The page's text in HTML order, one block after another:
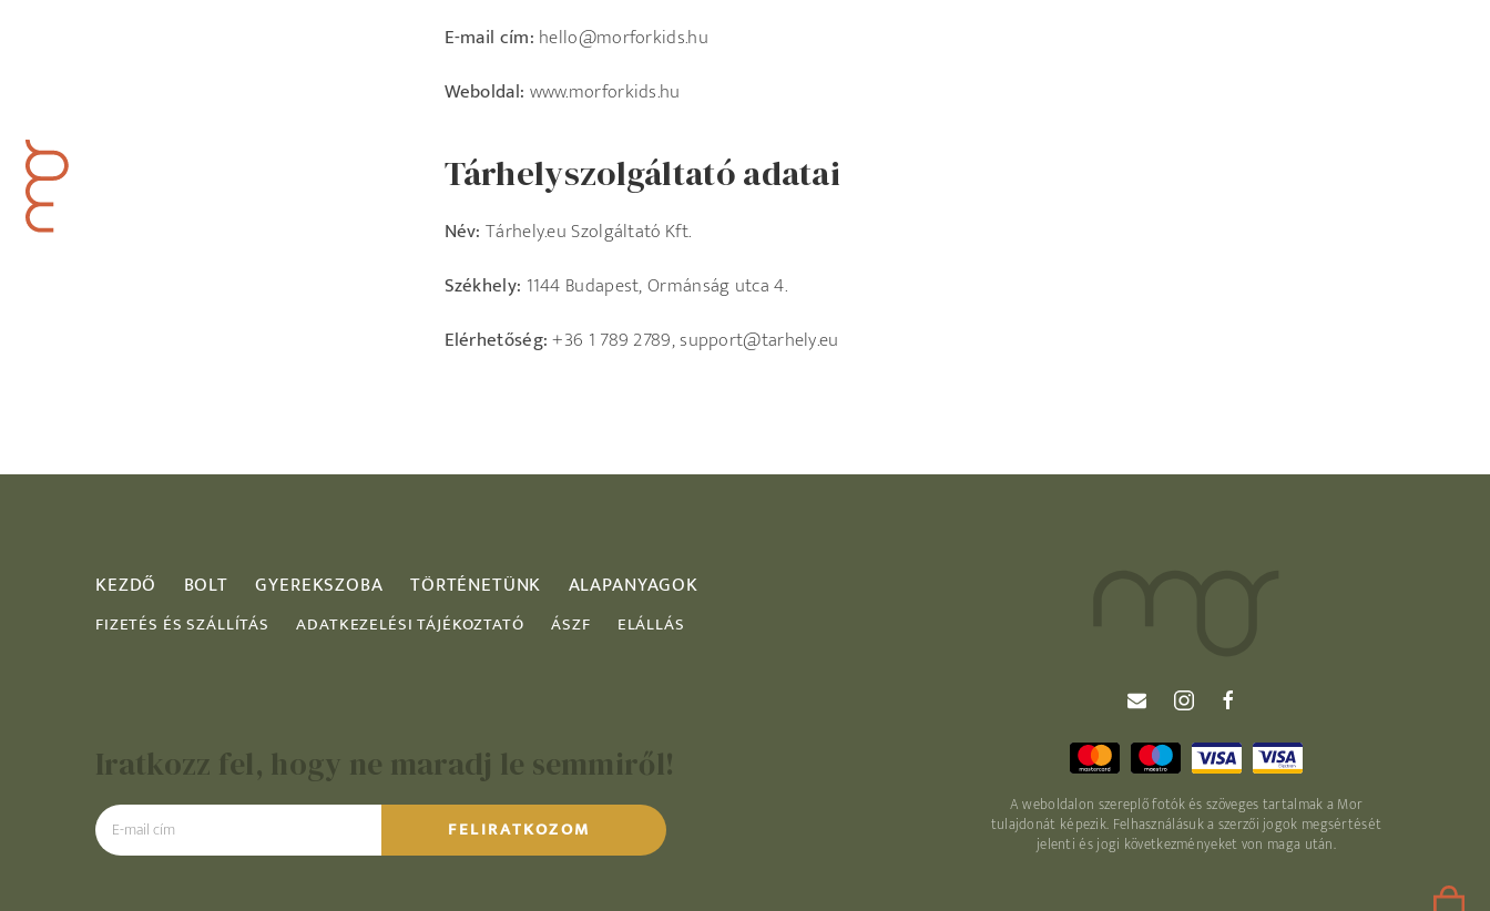
E-mail cím: hello@morforkids.hu
Weboldal: www.morforkids.hu
Tárhelyszolgáltató adatai
Név: Tárhely.eu Szolgáltató Kft.
Székhely: 1144 Budapest, Ormánság utca 4.
Elérhetőség:+36 1 789 2789, support@tarhely.eu
KEZDŐ BOLT GYEREKSZOBA TÖRTÉNETÜNK ALAPANYAGOK
FIZETÉS ÉS SZÁLLÍTÁS ADATKEZELÉSI TÁJÉKOZTATÓ ÁSZF ELÁLLÁS
Iratkozz fel, hogy ne maradj le semmiről!
A weboldalon szereplő fotók és szöveges tartalmak a Mor
tulajdonát képezik. Felhasználásuk a szerzői jogok megsértését
jelenti és jogi következményeket von maga után.